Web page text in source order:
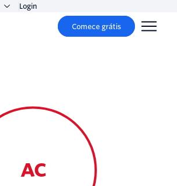
Login
Comece grátis
AC